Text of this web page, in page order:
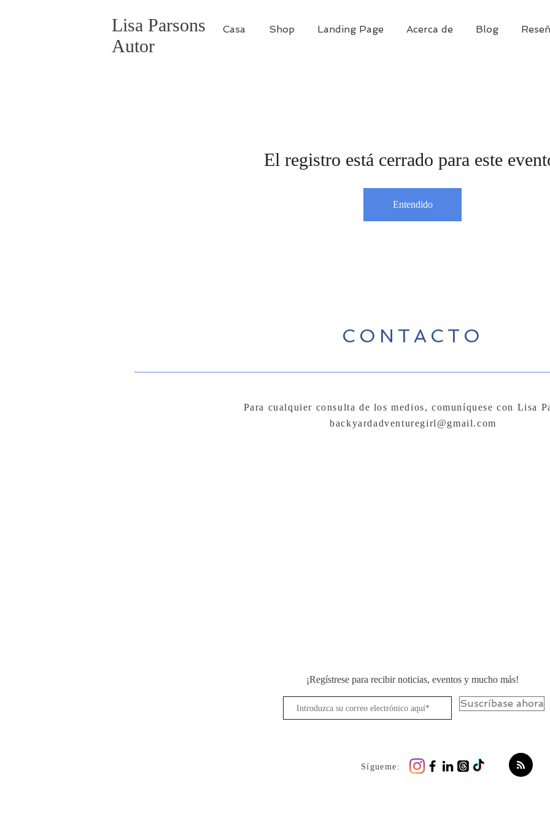
Casa Shop Landing Page Acerca de Blog
Lisa Parsons
Autor
El registro está cerrado para este
Entendido
CONTACTO
Para cualquier consulta de los medios, comuníquese con Lisa
backyardadventuregirl@gmail.com
¡Regístrese para recibir noticias, eventos y mucho más!
Suscríbase ahora
Sígueme: